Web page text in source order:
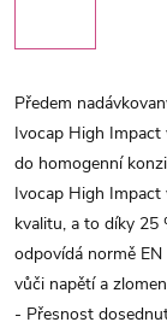
Předem
Ivocap High Impact
do homogenní
Ivocap High Impact
kvalitu, a to díky 25
odpovídá normě
vůči napětí a
- Přesnost